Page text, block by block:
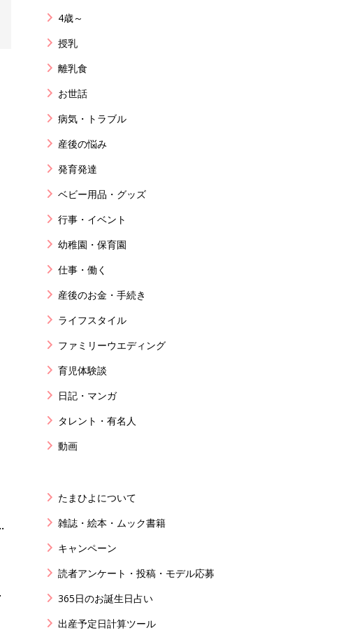
4歳～
授乳
離乳食
お世話
病気・トラブル
産後の悩み
発育発達
ベビー用品・グッズ
行事・イベント
幼稚園・保育園
仕事・働く
産後のお金・手続き
ライフスタイル
ファミリーウエディング
育児体験談
日記・マンガ
タレント・有名人
動画
たまひよについて
雑誌・絵本・ムック書籍
キャンペーン
読者アンケート・投稿・モデル応募
365日のお誕生日占い
出産予定日計算ツール